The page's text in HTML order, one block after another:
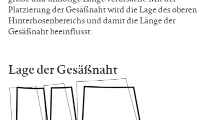
Platzierung der Gesäßnaht wird die Lage des oberen
Hinterhosenbereichs und damit die Länge der
Gesäßnaht beeinflusst.
Lage der Gesäßnaht